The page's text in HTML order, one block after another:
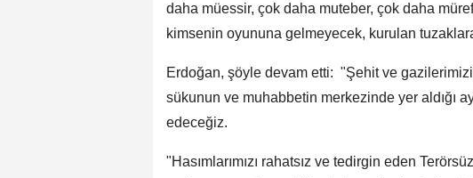
daha müessir, çok daha muteber, çok daha
kimsenin oyununa gelmeyecek, kurulan
Erdoğan, şöyle devam etti: "Şehit ve
sükunun ve muhabbetin merkezinde yer aldığı
edeceğiz.
"Hasımlarımızı rahatsız ve tedirgin eden